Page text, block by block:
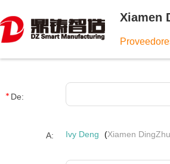
Xiamen
De:
A: Ivy Deng (Xiamen